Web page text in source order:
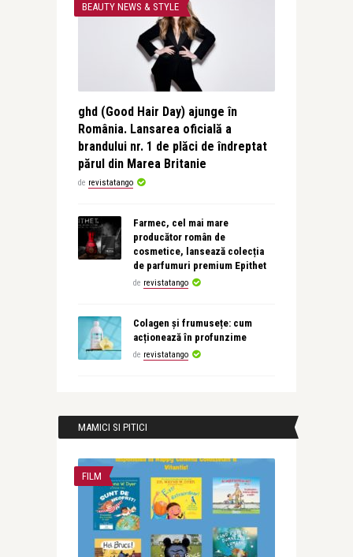
BEAUTY NEWS & STYLE
ghd (Good Hair Day) ajunge în
România. Lansarea oficială a
brandului nr. 1 de plăci de îndreptat
părul din Marea Britanie
de revistatango
Farmec, cel mai mare
producător român de
cosmetice, lansează colecția
de parfumuri premium Epithet
de revistatango
Colagen și frumusețe: cum
acționează în profunzime
de revistatango
MAMICI SI PITICI
FILM